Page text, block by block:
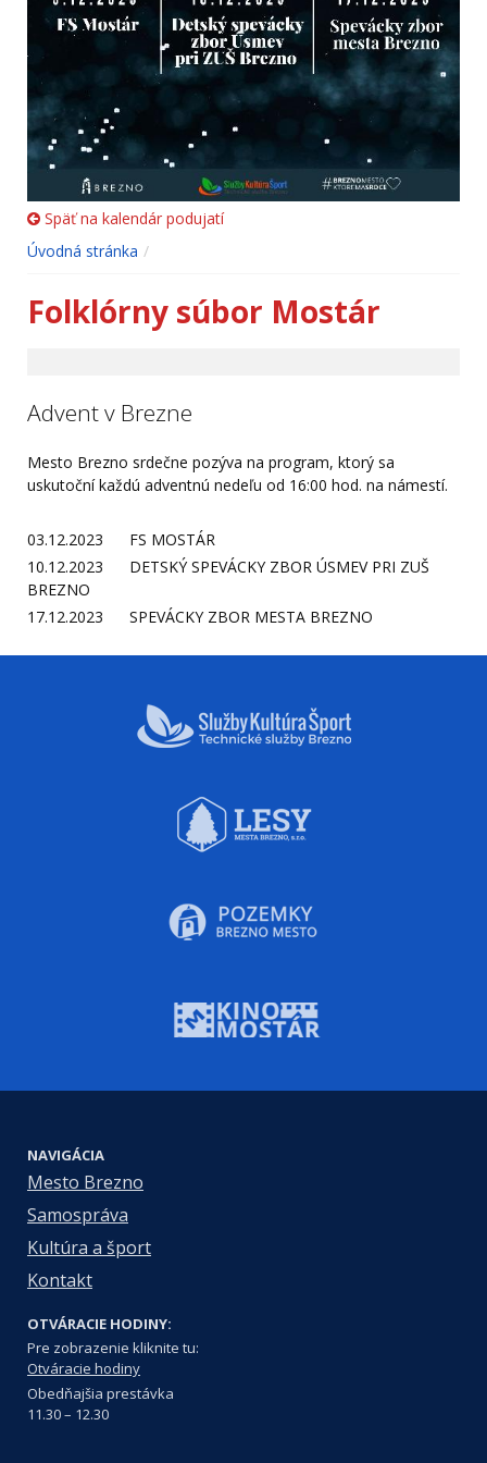
Späť na kalendár podujatí
Úvodná stránka
Folklórny súbor Mostár
Advent v Brezne
Mesto Brezno srdečne pozýva na program, ktorý sa
uskutoční každú adventnú nedeľu od 16:00 hod. na námestí.
03.12.2023 FS MOSTÁR
10.12.2023 DETSKÝ SPEVÁCKY ZBOR ÚSMEV PRI ZUŠ
BREZNO
17.12.2023 SPEVÁCKY ZBOR MESTA BREZNO
NAVIGÁCIA
Mesto Brezno
Samospráva
Kultúra a šport
Kontakt
OTVÁRACIE HODINY:
Pre zobrazenie kliknite tu:
Otváracie hodiny
Obedňajšia prestávka
11.30 – 12.30